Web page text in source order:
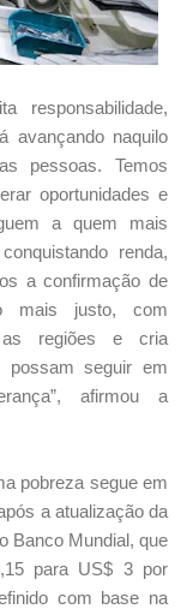
responsabilidade,
avançando naquilo
pessoas. Temos
oportunidades e
a quem mais
renda,
a confirmação de
mais justo, com
as regiões e cria
possam seguir em
afirmou a
pobreza segue em
a atualização da
Banco Mundial, que
para US$ 3 por
com base na